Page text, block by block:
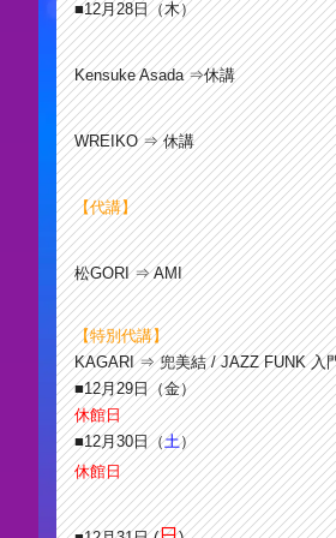
■12月28日（木）
Kensuke Asada ⇒休講
WREIKO ⇒ 休講
【代講】
松GORI ⇒ AMI
【特別代講】
KAGARI ⇒ 兜美結 / JAZZ FUNK 入
■12月29日（金）
休館日
■12月30日（土）
休館日